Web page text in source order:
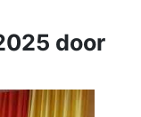
door